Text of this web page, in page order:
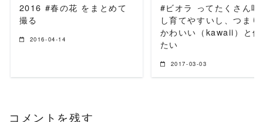
2016 #春の花 をまとめて
撮る
2016-04-14
#ビオラ ってたくさん咲
し育てやすいし、つまり
かわいい（kawaii）と
たい
2017-03-03
コメントを残す